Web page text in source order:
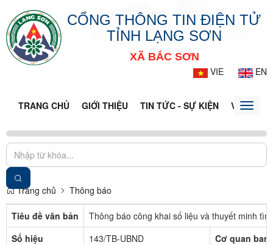
CỔNG THÔNG TIN ĐIỆN TỬ
TỈNH LẠNG SƠN
XÃ BẮC SƠN
VIE
EN
TRANG CHỦ GIỚI THIỆU TIN TỨC - SỰ KIỆN VĂN BẢN
Toggle
Trang chủ Thông báo
Tiêu đề văn bản
Thông báo công khai số liệu và thuyết minh
Số hiệu
143/TB-UBND
Cơ quan ban